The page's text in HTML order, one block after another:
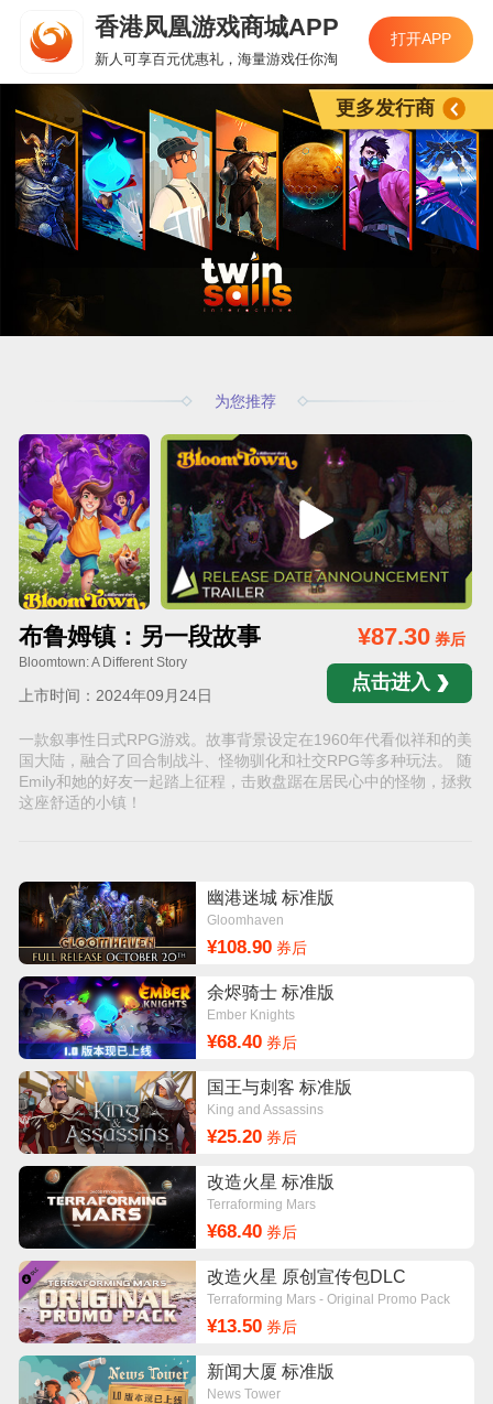
香港凤凰游戏商城APP
新人可享百元优惠礼，海量游戏任你淘
打开APP
为您推荐
布鲁姆镇：另一段故事
Bloomtown: A Different Story
上市时间：2024年09月24日
¥87.30券后
点击进入
一款叙事性日式RPG游戏。故事背景设定在1960年代看似祥和的美
国大陆，融合了回合制战斗、怪物驯化和社交RPG等多种玩法。 随
Emily和她的好友一起踏上征程，击败盘踞在居民心中的怪物，拯救
这座舒适的小镇！
幽港迷城 标准版
Gloomhaven
¥108.90券后
余烬骑士 标准版
Ember Knights
¥68.40券后
国王与刺客 标准版
King and Assassins
¥25.20券后
改造火星 标准版
Terraforming Mars
¥68.40券后
改造火星 原创宣传包DLC
Terraforming Mars - Original Promo Pack
¥13.50券后
新闻大厦 标准版
News Tower
更多发行商